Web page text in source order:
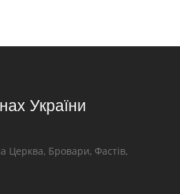
України
Церква, Бровари, Фастів,